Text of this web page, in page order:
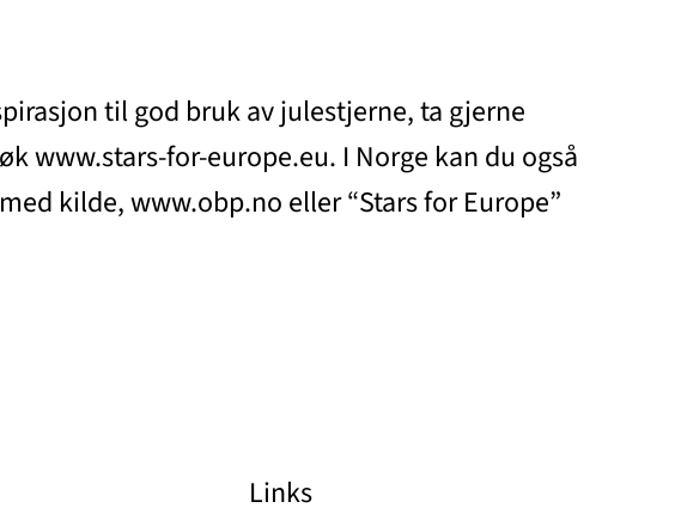
til god bruk av julestjerne, ta gjerne
www.stars-for-europe.eu. I Norge kan du også
kilde, www.obp.no eller “Stars for Europe”
Links